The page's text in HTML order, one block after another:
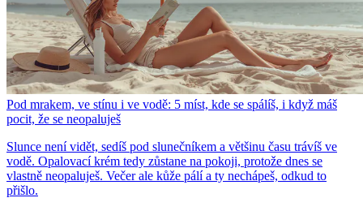
Pod mrakem, ve stínu i ve vodě: 5 míst, kde se spálíš, i když máš
pocit, že se neopaluješ
Slunce není vidět, sedíš pod slunečníkem a většinu času trávíš ve
vodě. Opalovací krém tedy zůstane na pokoji, protože dnes se
vlastně neopaluješ. Večer ale kůže pálí a ty nechápeš, odkud to
přišlo.